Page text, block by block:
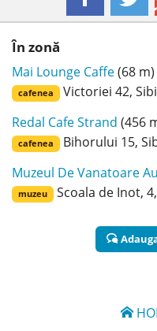
În zonă
Mai Lounge Caffe(68 m)
cafenea
Victoriei 42,
Redal Cafe Strand (456
cafenea
Bihorului 15,
Muzeul De Vanatoare
muzeu Scoala de Inot,